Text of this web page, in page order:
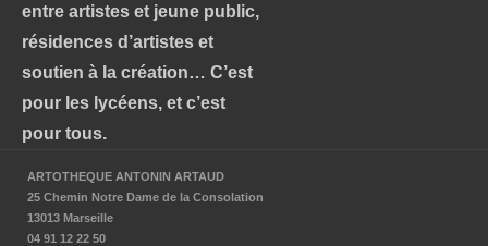
entre artistes et jeune public,
résidences d’artistes et
soutien à la création… C’est
pour les lycéens, et c’est
pour tous.
ARTOTHEQUE ANTONIN ARTAUD
25 Chemin Notre Dame de la Consolation
13013 Marseille
04 91 12 22 50